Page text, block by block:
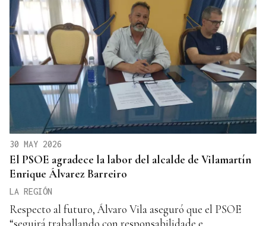
30 MAY 2026
El PSOE agradece la labor del alcalde de Vilamartín
Enrique Álvarez Barreiro
LA REGIÓN
Respecto al futuro, Álvaro Vila aseguró que el PSOE
“seguirá traballando con responsabilidade e